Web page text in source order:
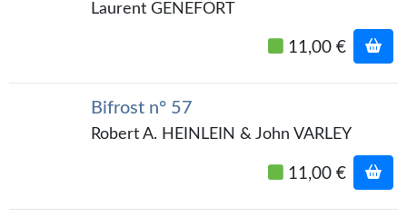
Newsletter
Le Bélial' sur Youtube
Laurent GENEFORT
11,00 €
Bifrost n° 57
Robert A. HEINLEIN & John VARLEY
11,00 €